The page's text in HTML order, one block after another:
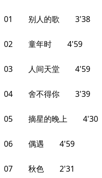
01 别人的歌 3'38
02 童年时 4'59
03 人间天堂 4'59
04 舍不得你 3'39
05 摘星的晚上 4'30
06 偶遇 4'59
07 秋色 2'31